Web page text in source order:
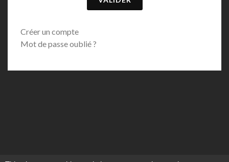
Créer un compte
Mot de passe oublié ?